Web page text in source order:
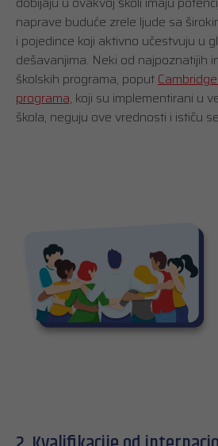
naprave buduće zrele ljude sa
i pojedince koji aktivno učestvuju u
dešavanjima. Neki od najpoznatijih
školskih programa, poput
programa, koji su implementirani u
škola, neguju ove vrednosti i ističu